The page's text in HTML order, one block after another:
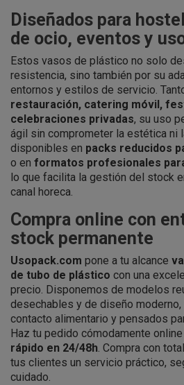
Diseñados para
de ocio, eventos y
Estos vasos de plástico no solo
resistencia, sino también por su
entornos y estilos de servicio.
restauración, catering móvil,
celebraciones privadas, su uso
ágil sin comprometer la estética ni
disponibles en packs reducidos
o en formatos profesionales
lo que facilita la gestión del stock
canal horeca.
Compra online con
stock permanente
Usopack.com pone a tu alcance
de tubo de plástico con una
precio. Disponemos de modelos
desechables y de diseño
contacto alimentario y pensados
Haz tu pedido cómodamente
rápido en 24/48h. Compra con
tus clientes un servicio práctico,
cuidado.